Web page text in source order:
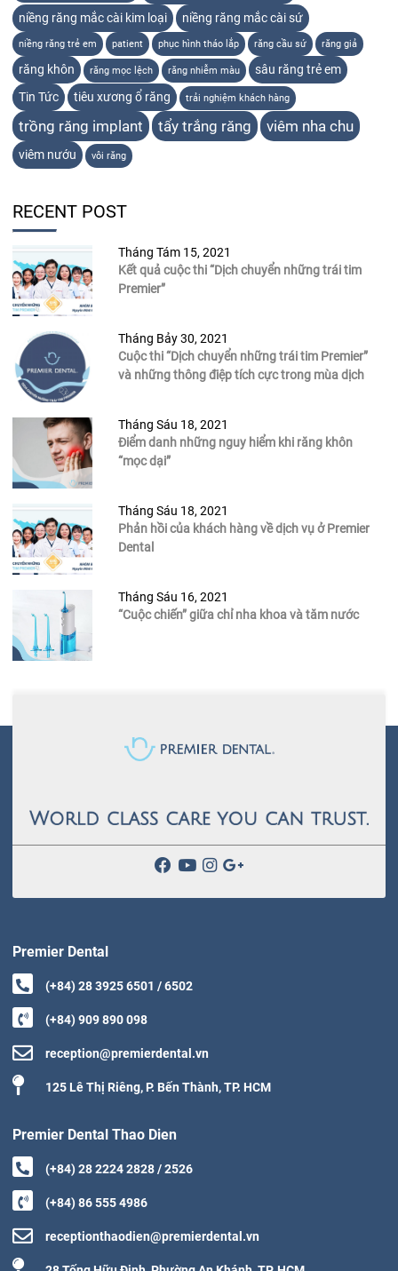
niềng răng mắc cài kim loại niềng răng mắc cài sứ
niềng răng trẻ em patient phục hình tháo lắp răng cầu sứ răng giả
răng khôn răng mọc lệch răng nhiễm màu
sâu răng trẻ em
Tin Tức
tiêu xương ổ răng trải nghiệm khách hàng
trồng răng implant tẩy trắng răng viêm nha chu
viêm nướu vôi răng
RECENT POST
Tháng Tám 15, 2021
Kết quả cuộc thi “Dịch chuyển những trái tim
Premier”
Tháng Bảy 30, 2021
Cuộc thi “Dịch chuyển những trái tim Premier”
và những thông điệp tích cực trong mùa dịch
Tháng Sáu 18, 2021
Điểm danh những nguy hiểm khi răng khôn
“mọc dại”
Tháng Sáu 18, 2021
Phản hồi của khách hàng về dịch vụ ở Premier
Dental
Tháng Sáu 16, 2021
“Cuộc chiến” giữa chỉ nha khoa và tăm nước
Premier Dental
(+84) 28 3925 6501 / 6502
(+84) 909 890 098
reception@premierdental.vn
125 Lê Thị Riêng, P. Bến Thành, TP. HCM
Premier Dental Thao Dien
(+84) 28 2224 2828 / 2526
(+84) 86 555 4986
receptionthaodien@premierdental.vn